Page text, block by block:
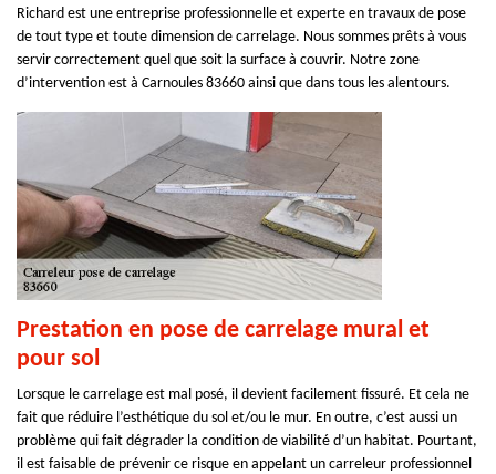
Richard est une entreprise professionnelle et experte en travaux de pose
de tout type et toute dimension de carrelage. Nous sommes prêts à vous
servir correctement quel que soit la surface à couvrir. Notre zone
d’intervention est à Carnoules 83660 ainsi que dans tous les alentours.
Prestation en pose de carrelage mural et
pour sol
Lorsque le carrelage est mal posé, il devient facilement fissuré. Et cela ne
fait que réduire l’esthétique du sol et/ou le mur. En outre, c’est aussi un
problème qui fait dégrader la condition de viabilité d’un habitat. Pourtant,
il est faisable de prévenir ce risque en appelant un carreleur professionnel